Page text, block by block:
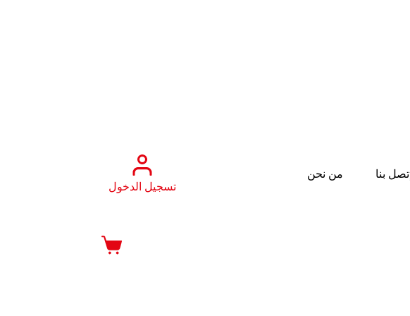
إتصل بنا
من نحن
تسجيل الدخول
عربة